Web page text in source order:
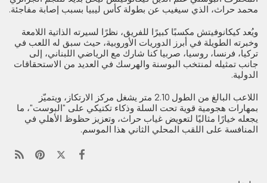
محمد حراث، الذي سيغيب عن بطولة كأس ليبيا بسبب إصابة مفاجئة.
ويُعد كيكانوفيتش مكسبًا كبيرًا للفريق، نظرًا لسيرته الذاتية اللامعة
وخبرته الطويلة في أبرز الدوريات الأوروبية، حيث سبق له اللعب في
تركيا، فرنسا، روسيا، صربيا كنا شارك مع الرياضي اللبناني، إلى
جانب تمثيله لمنتخب البوسنة والهرسك في العديد من الاستحقاقات
الدولية.
اللاعب البالغ من الطول 2.10 متر يشغل مركز الارتكاز، ويتميّز
بمهارات هجومية قوية تحت السلة وذكاء تكتيكي على "البوست"، ما
يجعله خيارًا مثاليًا لتعويض غياب حراث، وتعزيز حظوظ الأهلي في
المنافسة على اللقب المحلي الثاني هذا الموسم.